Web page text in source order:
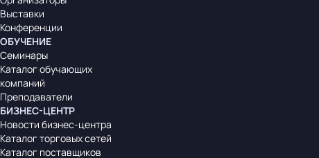
Выставки
Конференции
ОБУЧЕНИЕ
Семинары
Каталог обучающих
компаний
Преподаватели
БИЗНЕС-ЦЕНТР
Новости бизнес-центра
Каталог торговых сетей
Каталог поставщиков